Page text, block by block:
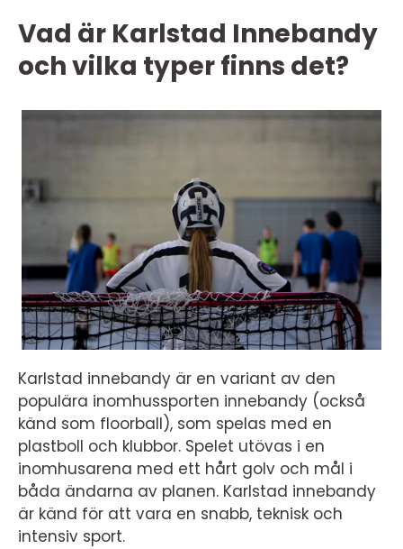
Vad är Karlstad Innebandy
och vilka typer finns det?
Karlstad innebandy är en variant av den
populära inomhussporten innebandy (också
känd som floorball), som spelas med en
plastboll och klubbor. Spelet utövas i en
inomhusarena med ett hårt golv och mål i
båda ändarna av planen. Karlstad innebandy
är känd för att vara en snabb, teknisk och
intensiv sport.